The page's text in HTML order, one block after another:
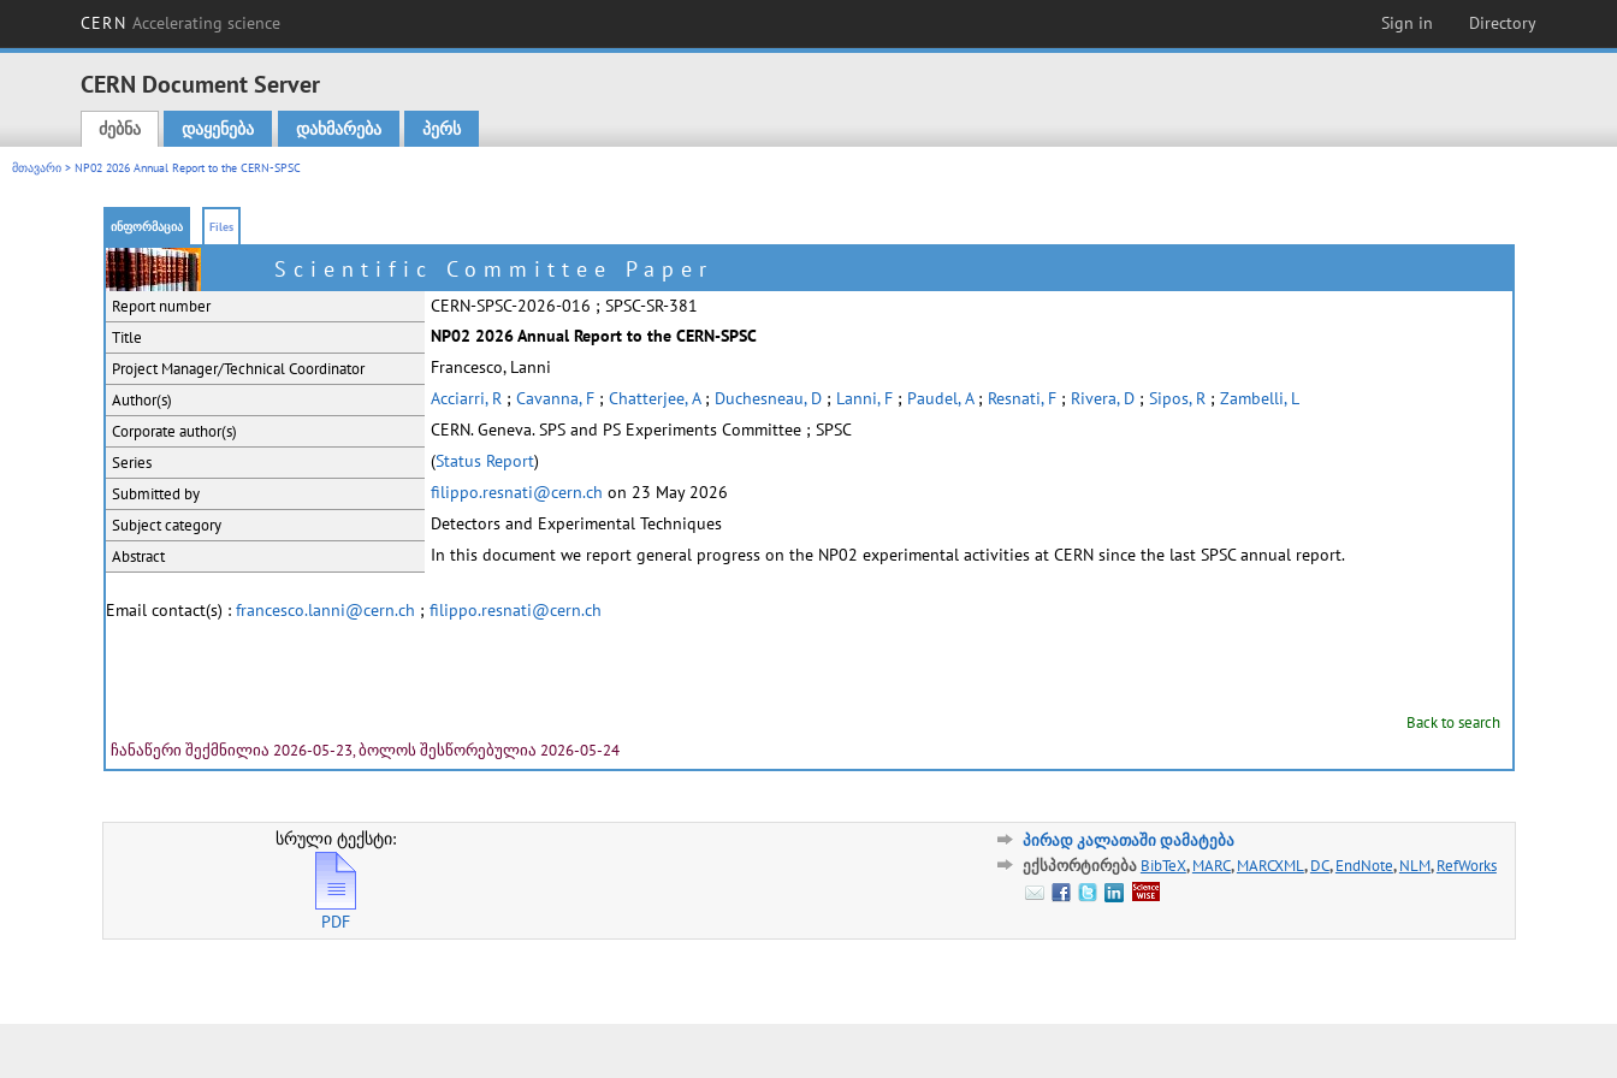
CERN Accelerating science Sign in Directory
CERN Document Server
Main menu
ძებნა დაყენება დახმარება პერს
მთავარი > NP02 2026 Annual Report to the CERN-SPSC
ინფორმაცია Files
Scientific Committee Paper
Report number CERN-SPSC-2026-016 ; SPSC-SR-381
Title NP02 2026 Annual Report to the CERN-SPSC
Project Manager/Technical Coordinator Francesco, Lanni
Author(s) Acciarri, R; Cavanna, F; Chatterjee, A; Duchesneau, D; Lanni, F; Paudel, A; Resnati, F; Rivera, D; Sipos, R; Zambelli, L
Corporate author(s) CERN. Geneva. SPS and PS Experiments Committee ; SPSC
Series (Status Report)
Submitted by filippo.resnati@cern.ch on 23 May 2026
Subject category Detectors and Experimental Techniques
Abstract In this document we report general progress on the NP02 experimental activities at CERN since the last SPSC annual report.
Email contact(s) : francesco.lanni@cern.ch ; filippo.resnati@cern.ch
Back to search
ჩანაწერი შექმნილია 2026-05-23, ბოლოს შესწორებულია 2026-05-24
სრული ტექსტი:
PDF
პირად კალათაში დამატება
ექსპორტირება BibTeX,MARC,MARCXML,DC,EndNote,NLM,RefWorks